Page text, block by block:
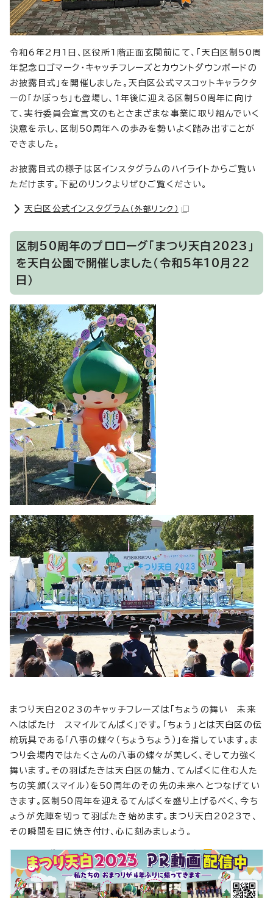
令和6年2月1日、区役所1階正面玄関前にて、「天白区制50周
年記念ロゴマーク・キャッチフレーズとカウントダウンボードの
お披露目式」を開催しました。天白区公式マスコットキャラクタ
ーの「かぼっち」も登場し、1年後に迎える区制50周年に向け
て、実行委員会宣言文のもとさまざまな事業に取り組んでいく
決意を示し、区制50周年への歩みを勢いよく踏み出すことが
できました。
お披露目式の様子は区インスタグラムのハイライトからご覧い
ただけます。下記のリンクよりぜひご覧ください。
天白区公式インスタグラム （外部リンク）
区制50周年のプロローグ「まつり天白2023」
を天白公園で開催しました（令和5年10月22
日）
まつり天白2023のキャッチフレーズは「ちょうの舞い 未来
へはばたけ スマイルてんぱく」です。「ちょう」とは天白区の伝
統玩具である「八事の蝶々（ちょうちょう）」を指しています。ま
つり会場内ではたくさんの八事の蝶々が美しく、そして力強く
舞います。その羽ばたきは天白区の魅力、てんぱくに住む人た
ちの笑顔（スマイル）を50周年のその先の未来へとつなげてい
きます。区制50周年を迎えるてんぱくを盛り上げるべく、今ち
ょうが先陣を切って羽ばたき始めます。まつり天白2023で、
その瞬間を目に焼き付け、心に刻みましょう。